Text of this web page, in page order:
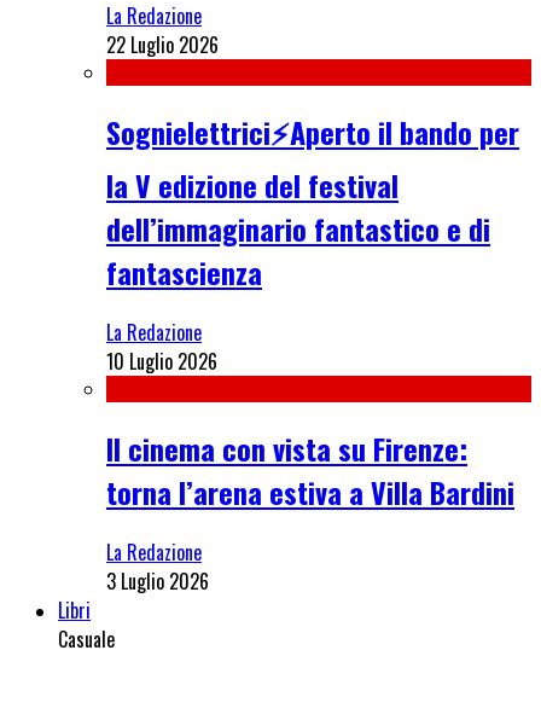
La Redazione
22 Luglio 2026
Sognielettrici⚡Aperto il bando per
la V edizione del festival
dell’immaginario fantastico e di
fantascienza
La Redazione
10 Luglio 2026
Il cinema con vista su Firenze:
torna l’arena estiva a Villa Bardini
La Redazione
3 Luglio 2026
Libri
Casuale